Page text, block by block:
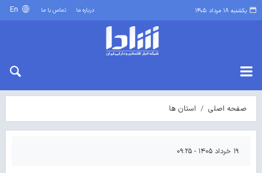
یکشنبه ۱۸ مرداد ۱۴۰۵ درباره ما تماس با ما
صفحه اصلی استان ها
۱۹ خرداد ۱۴۰۵ - ۰۹:۲۵